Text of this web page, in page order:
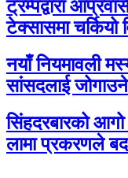
ट्रम्पद्वारा
टेक्सासमा चर्कियो
नयाँ नियमावली
सांसदलाई
सिंहदरबारको
लामा प्रकरणले